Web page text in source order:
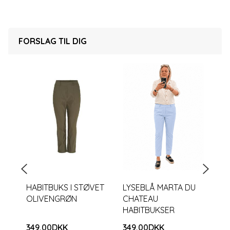
FORSLAG TIL DIG
HABITBUKS I STØVET
OLIVENGRØN
349,00DKK
LYSEBLÅ MARTA DU
CHATEAU
HABITBUKSER
349,00DKK